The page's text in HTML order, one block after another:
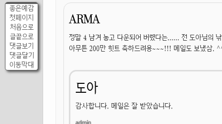
좋은예감
첫페이지
처음으로
글끝으로
댓글보기
댓글달기
이동막대
ARMA
정말 4 남겨 놓고 다운되어 버렸다는...... 전 도아님의
아무튼 200만 힛트 축하드려용~~~!!! 메일도 보냈삼.
도아
감사합니다. 메일은 잘 받았습니다.